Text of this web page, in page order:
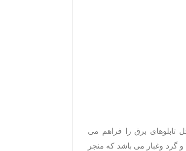
تابلوهای برق را فراهم می
و گرد وغبار می باشد که منجر